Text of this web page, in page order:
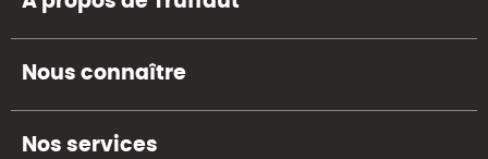
Nous connaître
Nos services